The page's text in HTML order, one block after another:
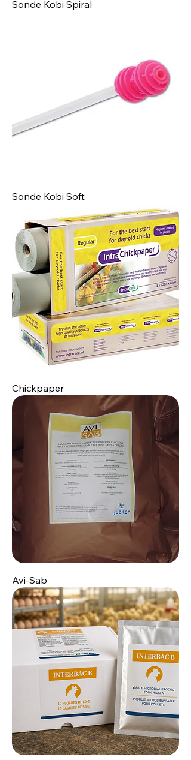
Sonde Kobi Spiral
Sonde Kobi Soft
Chickpaper
Avi-Sab